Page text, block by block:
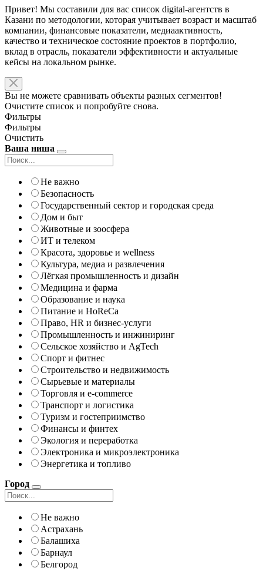
Привет! Мы составили для вас список digital-агентств в
Казани по методологии, которая учитывает возраст и масштаб
компании, финансовые показатели, медиаактивность,
качество и техническое состояние проектов в портфолио,
вклад в отрасль, показатели эффективности и актуальные
кейсы на локальном рынке.
Вы не можете сравнивать объекты разных сегментов!
Очистите список и попробуйте снова.
Фильтры
Фильтры
Очистить
Ваша ниша
Не важно
Безопасность
Государственный сектор и городская среда
Дом и быт
Животные и зоосфера
ИТ и телеком
Красота, здоровье и wellness
Культура, медиа и развлечения
Лёгкая промышленность и дизайн
Медицина и фарма
Образование и наука
Питание и HoReCa
Право, HR и бизнес-услуги
Промышленность и инжиниринг
Сельское хозяйство и AgTech
Спорт и фитнес
Строительство и недвижимость
Сырьевые и материалы
Торговля и e-commerce
Транспорт и логистика
Туризм и гостеприимство
Финансы и финтех
Экология и переработка
Электроника и микроэлектроника
Энергетика и топливо
Город
Не важно
Астрахань
Балашиха
Барнаул
Белгород